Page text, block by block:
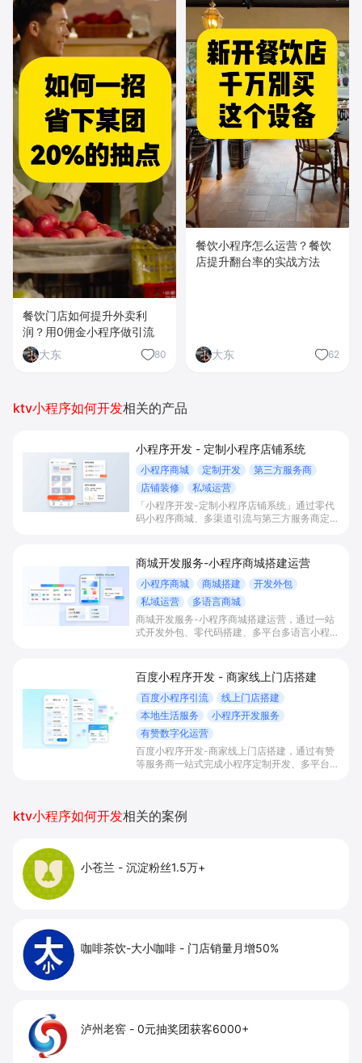
餐饮门店如何提升外卖利
润？用0佣金小程序做引流
大东
80
餐饮小程序怎么运营？餐饮
店提升翻台率的实战方法
大东 62
ktv小程序如何开发相关的产品
小程序开发 - 定制小程序店铺系统
小程序商城 定制开发
第三方服务商
店铺装修
私域运营
「小程序开发-定制小程序店铺系统」通过零代
码小程序商城、多渠道引流与第三方服务商定制
私域运营场景，提升获客与复购，实现线上生意
增长。
商城开发服务-小程序商城搭建运营
小程序商城 商城搭建
开发外包
私域运营
多语言商城
商城开发服务-小程序商城搭建运营，通过一站
式开发外包、零代码搭建、多平台多语言小程序
实现低成本获客、提升复购与业绩增长。
百度小程序开发 - 商家线上门店搭建
百度小程序引流
线上门店搭建
本地生活服务
小程序开发服务
有赞数字化运营
百度小程序开发-商家线上门店搭建，通过有赞
等服务商一站式完成小程序定制开发、多平台联
ktv小程序如何开发相关的案例
小苍兰 - 沉淀粉丝1.5万+
咖啡茶饮-大小咖啡 - 门店销量月增50%
泸州老窖 - 0元抽奖团获客6000+